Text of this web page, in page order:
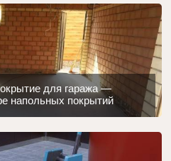
для гаража —
напольных покрытий